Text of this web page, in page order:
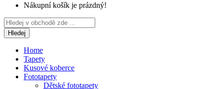
Nákupní košík je prázdný!
Hledej
Home
Tapety
Kusové koberce
Fototapety
Dětské fototapety